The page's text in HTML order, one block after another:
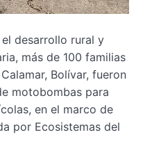
desarrollo rural y
más de 100 familias
Bolívar, fueron
motobombas para
en el marco de
por Ecosistemas del